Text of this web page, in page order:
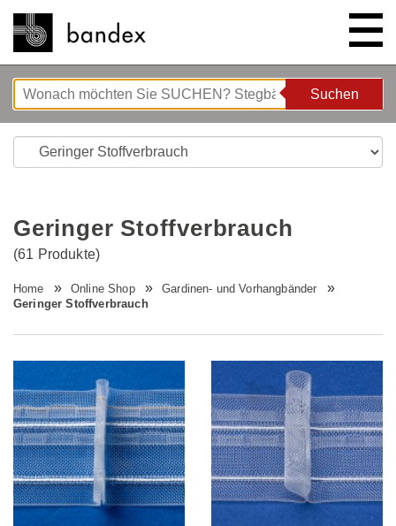
ONLINE SHOP
HIGHLIGHTS
Bettgeflüster
Wave System L'ONDA
Wellenband ELIZA
Wellenband MATILDA
ÜBER UNS
Firmenrundgang
Die Produktion
Grundsätze
ANLEITUNGEN/TIPPS & TRICKS
Nähanleitung
Verarbeitungshinweise
Tag- Nachtgardinen Kalkulator
STELLENANGEBOTE
KONTAKT
Suchen
DE EN RU
Suchen
Geringer Stoffverbrauch
(61 Produkte)
Home Online Shop
Gardinen- und Vorhangbänder
Geringer Stoffverbrauch